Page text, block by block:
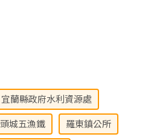
宜蘭縣政府水利資源處
頭城五漁鐵 羅東鎮公所